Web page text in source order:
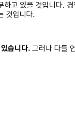
고 있을 것입니다.
것입니다.
습니다. 그러나 다들